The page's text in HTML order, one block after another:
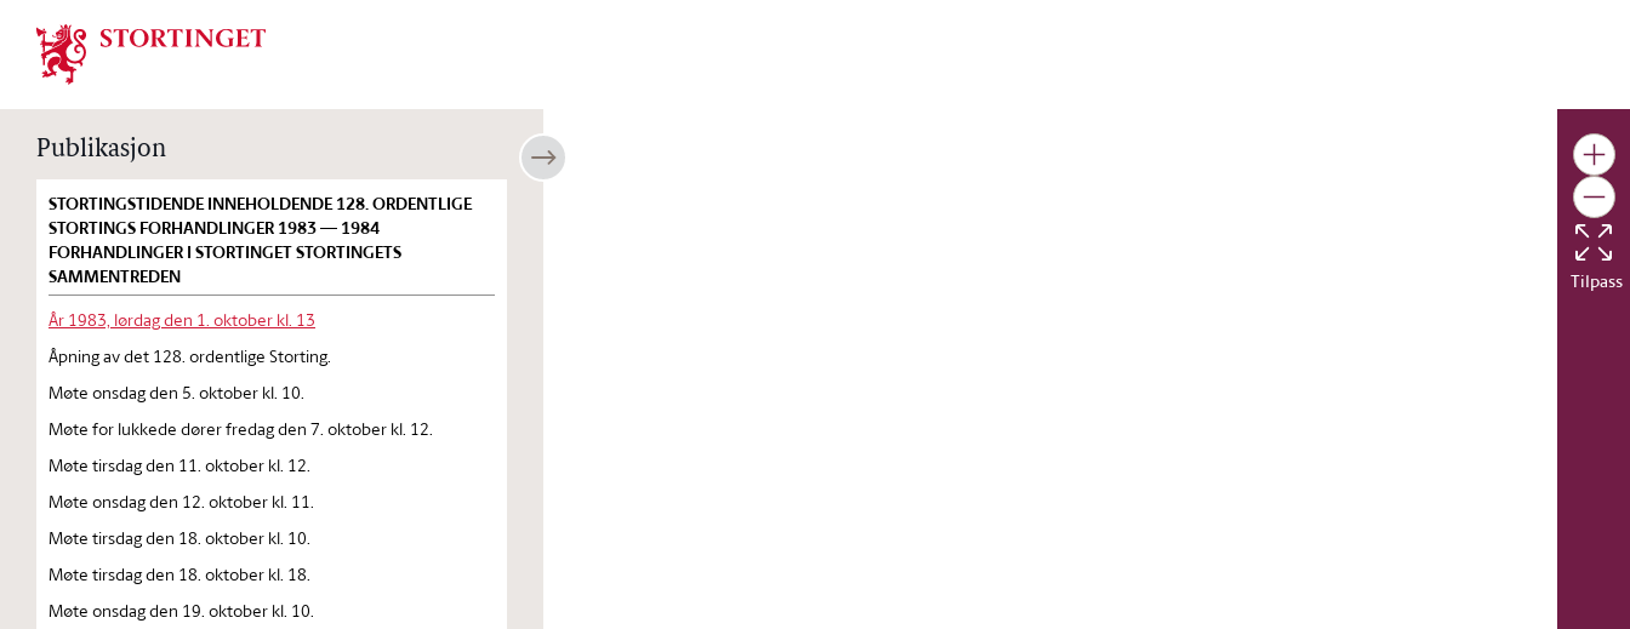
Stortinget.no
Publikasjon
STORTINGSTIDENDE INNEHOLDENDE 128. ORDENTLIGE
STORTINGS FORHANDLINGER 1983 — 1984
FORHANDLINGER I STORTINGET STORTINGETS
SAMMENTREDEN
År 1983, lørdag den 1. oktober kl. 13
Åpning av det 128. ordentlige Storting.
Møte onsdag den 5. oktober kl. 10.
Møte for lukkede dører fredag den 7. oktober kl. 12.
Møte tirsdag den 11. oktober kl. 12.
Møte onsdag den 12. oktober kl. 11.
Møte tirsdag den 18. oktober kl. 10.
Møte tirsdag den 18. oktober kl. 18.
Møte onsdag den 19. oktober kl. 10.